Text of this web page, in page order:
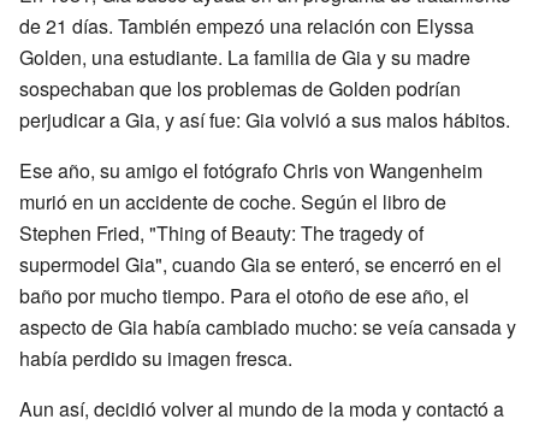
de 21 días. También empezó una relación con Elyssa
Golden, una estudiante. La familia de Gia y su madre
sospechaban que los problemas de Golden podrían
perjudicar a Gia, y así fue: Gia volvió a sus malos hábitos.
Ese año, su amigo el fotógrafo Chris von Wangenheim
murió en un accidente de coche. Según el libro de
Stephen Fried, "Thing of Beauty: The tragedy of
supermodel Gia", cuando Gia se enteró, se encerró en el
baño por mucho tiempo. Para el otoño de ese año, el
aspecto de Gia había cambiado mucho: se veía cansada y
había perdido su imagen fresca.
Aun así, decidió volver al mundo de la moda y contactó a